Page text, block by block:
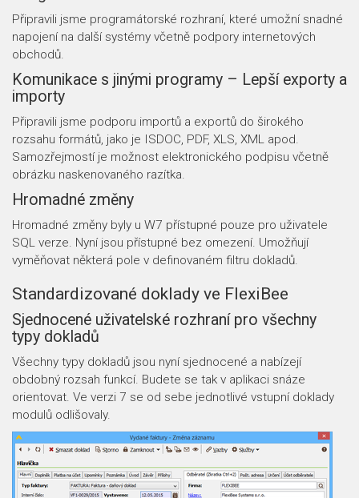
Připravili jsme programátorské rozhraní, které umožní snadné
napojení na další systémy včetně podpory internetových
obchodů.
Komunikace s jinými programy – Lepší exporty a
importy
Připravili jsme podporu importů a exportů do širokého
rozsahu formátů, jako je ISDOC, PDF, XLS, XML apod.
Samozřejmostí je možnost elektronického podpisu včetně
obrázku naskenovaného razítka.
Hromadné změny
Hromadné změny byly u W7 přístupné pouze pro uživatele
SQL verze. Nyní jsou přístupné bez omezení. Umožňují
vyměňovat některá pole v definovaném filtru dokladů.
Standardizované doklady ve FlexiBee
Sjednocené uživatelské rozhraní pro všechny
typy dokladů
Všechny typy dokladů jsou nyní sjednocené a nabízejí
obdobný rozsah funkcí. Budete se tak v aplikaci snáze
orientovat. Ve verzi 7 se od sebe jednotlivé vstupní doklady
modulů odlišovaly.